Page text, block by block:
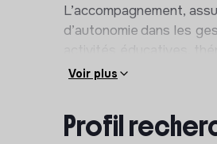
L’accompagnement,
d’autonomie dans les
activités éducatives,
chacun.
Fondation Perce-Neige
Voir plus
Profil